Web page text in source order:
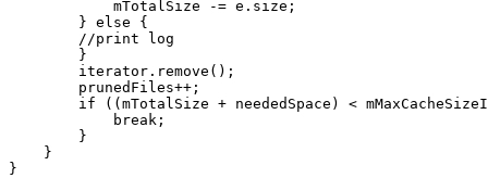
mTotalSize
-= e . size ;
} else
{
//print log
}
iterator . remove ();
prunedFiles++;
if
(( mTotalSize + neededSpace ) <
break ;
}
}
}